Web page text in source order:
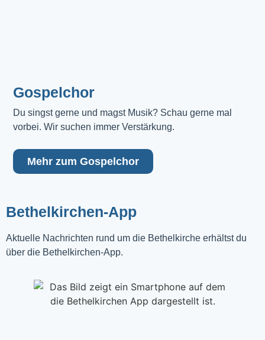
Gospelchor
Du singst gerne und magst Musik? Schau gerne mal
vorbei. Wir suchen immer Verstärkung.
Mehr zum Gospelchor
Bethelkirchen-App
Aktuelle Nachrichten rund um die Bethelkirche erhältst du
über die Bethelkirchen-App.